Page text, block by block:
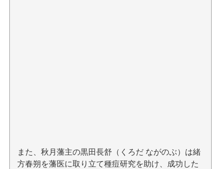
また、秋月藩主の黒田長舒（くろだ ながのぶ）は緒
方春朔を藩医に取り立て種痘研究を助け、成功した